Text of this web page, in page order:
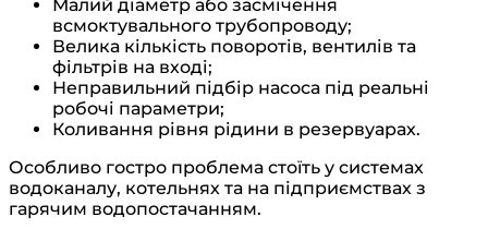
Малий діаметр або засмічення
всмоктувального трубопроводу;
Велика кількість поворотів, вентилів та
фільтрів на вході;
Неправильний підбір насоса під реальні
робочі параметри;
Коливання рівня рідини в резервуарах.
Особливо гостро проблема стоїть у системах
водоканалу, котельнях та на підприємствах з
гарячим водопостачанням.